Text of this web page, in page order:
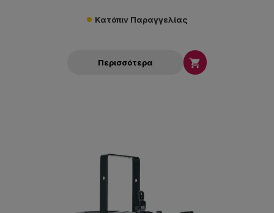
Κατόπιν Παραγγελίας
Περισσότερα 